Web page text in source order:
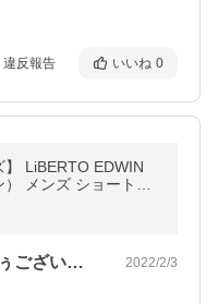
違反報告 いいね 0
】 LiBERTO EDWIN
メンズ ショートブ
】
ショップのみなさんありがとぅございます。 2022/2/3